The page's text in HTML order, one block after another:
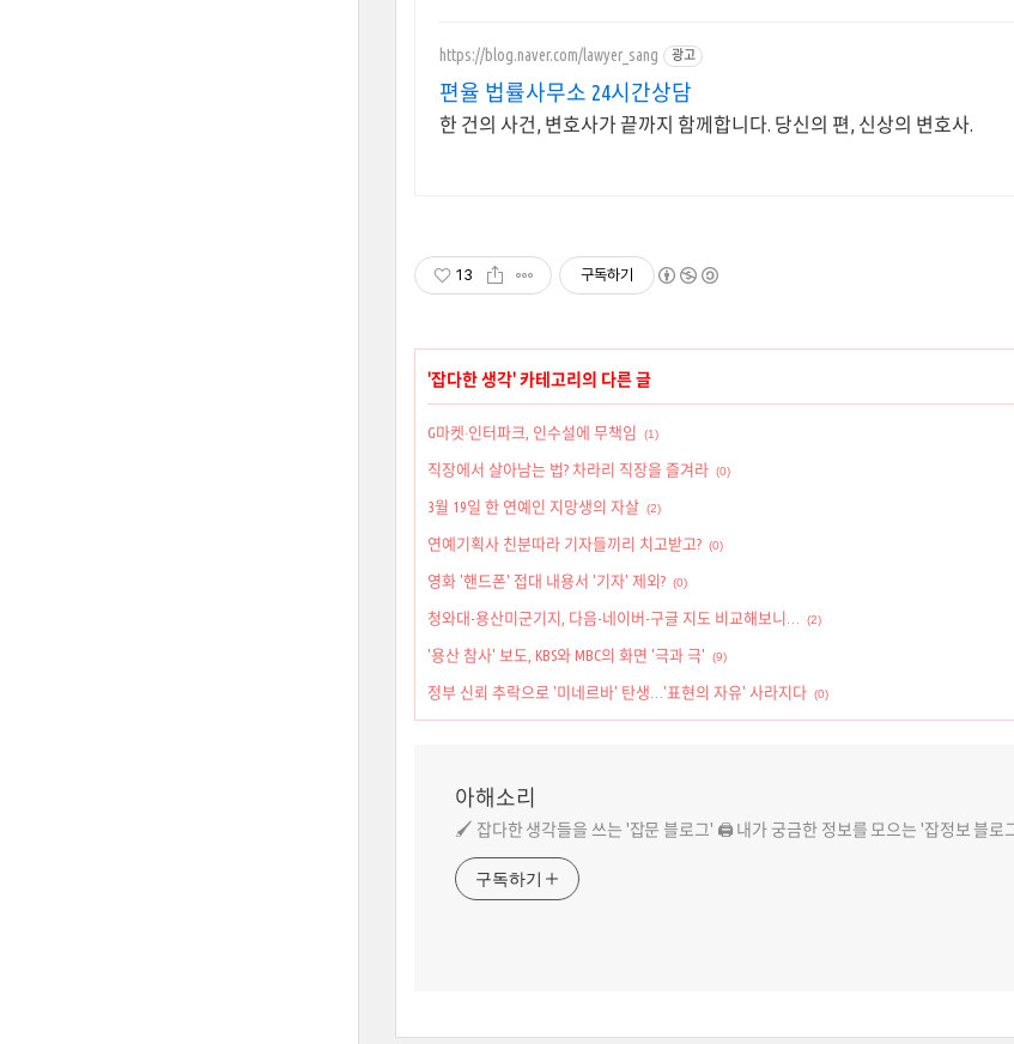
https://blog.naver.com/lawyer_sang 광고
편율 법률사무소 24시간상담
한 건의 사건, 변호사가 끝까지 함께합니다. 당신의 편, 신상의 변호사.
13 구독하기
'잡다한 생각' 카테고리의 다른 글
G마켓·인터파크, 인수설에 무책임 (1)
직장에서 살아남는 법? 차라리 직장을 즐겨라 (0)
3월 19일 한 연예인 지망생의 자살 (2)
연예기획사 친분따라 기자들끼리 치고받고? (0)
영화 '핸드폰' 접대 내용서 '기자' 제외? (0)
청와대-용산미군기지, 다음-네이버-구글 지도 비교해보니… (2)
'용산 참사' 보도, KBS와 MBC의 화면 '극과 극' (9)
정부 신뢰 추락으로 '미네르바' 탄생…'표현의 자유' 사라지다 (0)
아해소리
🖌️ 잡다한 생각들을 쓰는 '잡문 블로그' 🖨️ 내가 궁금한 정보를 모으는 '잡정보 블로
구독하기